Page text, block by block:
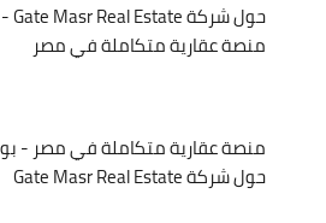
حول شركة Gate Masr Real Estate - بوابة مصر العقارية
منصة عقارية متكاملة في مصر
منصة عقارية متكاملة في مصر -
حول شركة Gate Masr Real Estate